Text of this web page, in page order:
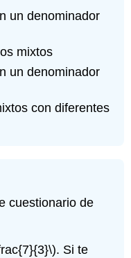
un denominador
mixtos
un denominador
con diferentes
cuestionario de
. Si te